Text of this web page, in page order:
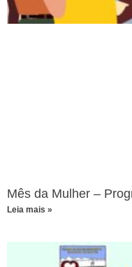
Mês da Mulher –
Leia mais »